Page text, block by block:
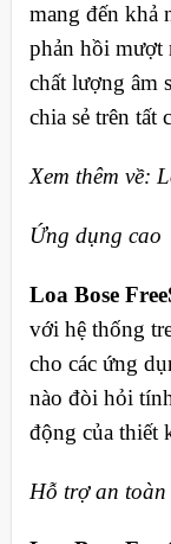
mang đến khả
phản hồi mượt
chất lượng âm
chia sẻ trên tất
Xem thêm về:
Ứng dụng cao
Loa Bose
với hệ thống
cho các ứng
nào đòi hỏi
động của thiết
Hỗ trợ an toàn